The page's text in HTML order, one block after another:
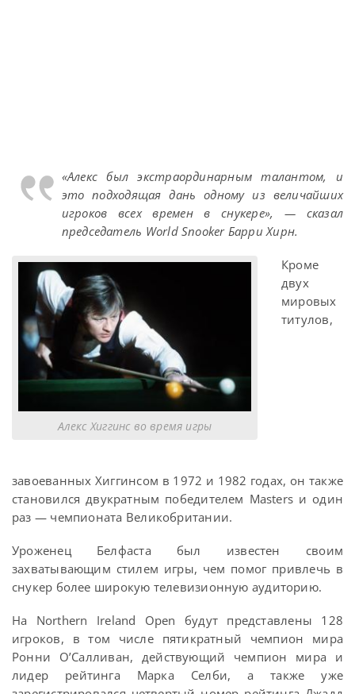
«Алекс был экстраординарным талантом, и
это подходящая дань одному из величайших
игроков всех времен в снукере», — сказал
председатель World Snooker Барри Хирн.
Алекс Хиггинс во время игры
Кроме
двух
мировых
титулов,
завоеванных Хиггинсом в 1972 и 1982 годах, он также
становился двукратным победителем Masters и один
раз — чемпионата Великобритании.
Уроженец Белфаста был известен своим
захватывающим стилем игры, чем помог привлечь в
снукер более широкую телевизионную аудиторию.
На Northern Ireland Open будут представлены 128
игроков, в том числе пятикратный чемпион мира
Ронни О’Салливан, действующий чемпион мира и
лидер рейтинга Марка Селби, а также уже